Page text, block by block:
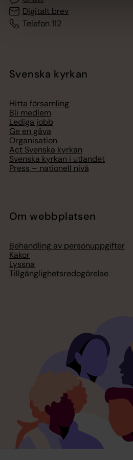
Digitalt brev
Telefon 112
Svenska kyrkan
Hitta församling
Bli medlem
Lediga jobb
Ge en gåva
Organisation
Act Svenska kyrkan
Svenska kyrkan i utlandet
Press – nationell nivå
Om webbplatsen
Behandling av personuppgifter
Kakor
Lyssna
Tillgänglighetsredogörelse